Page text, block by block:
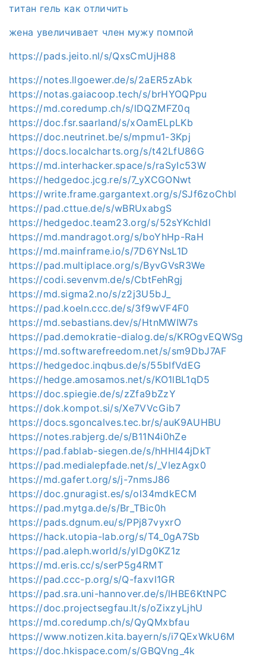
титан гель как отличить
жена увеличивает член мужу помпой
https://pads.jeito.nl/s/QxsCmUjH88
https://notes.llgoewer.de/s/2aER5zAbk
https://notas.gaiacoop.tech/s/brHYOQPpu
https://md.coredump.ch/s/lDQZMFZ0q
https://doc.fsr.saarland/s/xOamELpLKb
https://doc.neutrinet.be/s/mpmu1-3Kpj
https://docs.localcharts.org/s/t42LfU86G
https://md.interhacker.space/s/raSyIc53W
https://hedgedoc.jcg.re/s/7_yXCGONwt
https://write.frame.gargantext.org/s/SJf6zoChbl
https://pad.cttue.de/s/wBRUxabgS
https://hedgedoc.team23.org/s/52sYKchIdl
https://md.mandragot.org/s/boYhHp-RaH
https://md.mainframe.io/s/7D6YNsL1D
https://pad.multiplace.org/s/ByvGVsR3We
https://codi.sevenvm.de/s/CbtFehRgj
https://md.sigma2.no/s/z2j3U5bJ_
https://pad.koeln.ccc.de/s/3f9wVF4F0
https://md.sebastians.dev/s/HtnMWIW7s
https://pad.demokratie-dialog.de/s/KROgvEQWSg
https://md.softwarefreedom.net/s/sm9DbJ7AF
https://hedgedoc.inqbus.de/s/55bIfVdEG
https://hedge.amosamos.net/s/KO1lBL1qD5
https://doc.spiegie.de/s/zZfa9bZzY
https://dok.kompot.si/s/Xe7VVcGib7
https://docs.sgoncalves.tec.br/s/auK9AUHBU
https://notes.rabjerg.de/s/B11N4i0hZe
https://pad.fablab-siegen.de/s/hHHI44jDkT
https://pad.medialepfade.net/s/_VlezAgx0
https://md.gafert.org/s/j-7nmsJ86
https://doc.gnuragist.es/s/ol34mdkECM
https://pad.mytga.de/s/Br_TBic0h
https://pads.dgnum.eu/s/PPj87vyxrO
https://hack.utopia-lab.org/s/T4_0gA7Sb
https://pad.aleph.world/s/ylDg0KZ1z
https://md.eris.cc/s/serP5g4RMT
https://pad.ccc-p.org/s/Q-faxvl1GR
https://pad.sra.uni-hannover.de/s/lHBE6KtNPC
https://doc.projectsegfau.lt/s/oZixzyLjhU
https://md.coredump.ch/s/QyQMxbfau
https://www.notizen.kita.bayern/s/i7QExWkU6M
https://doc.hkispace.com/s/GBQVng_4k